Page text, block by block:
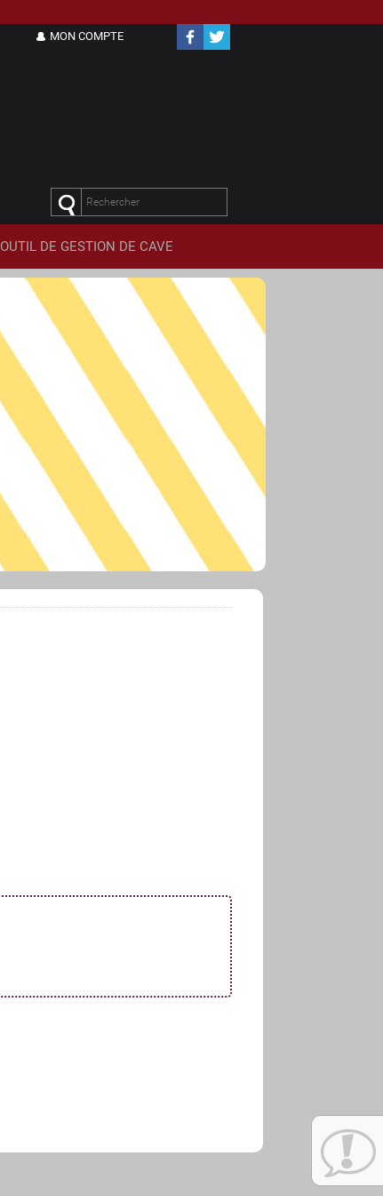
MON COMPTE
OUTIL DE GESTION DE CAVE